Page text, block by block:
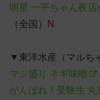
明星 一平ちゃん夜店
（全国）
N
▼東洋水産（マルち
マジ盛り ネギ味噌
がんばれ！受験生 丸